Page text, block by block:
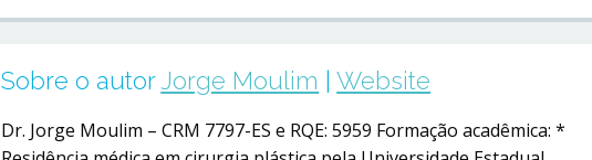
Sobre o autorJorge Moulim |Website
Dr. Jorge Moulim – CRM 7797-ES e RQE: 5959 Formação acadêmica: *